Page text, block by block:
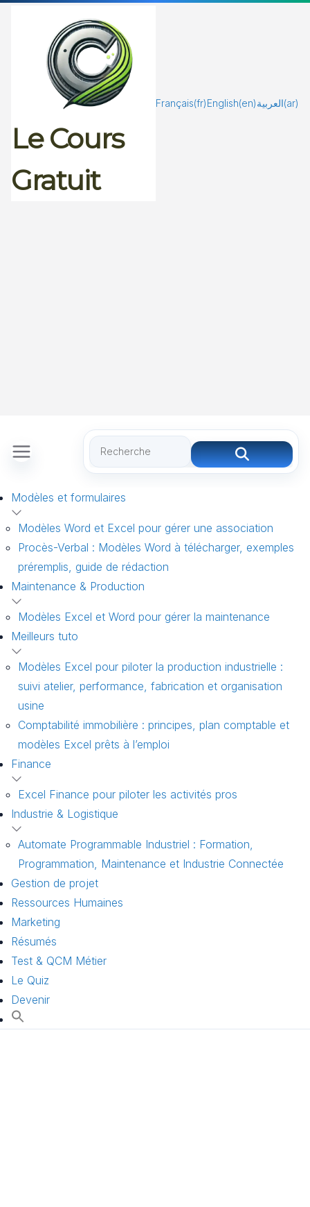
Le Cours
Gratuit
Français(fr) English(en)العربية(ar)
Modèles et formulaires
Modèles Word et Excel pour gérer une association
Procès-Verbal : Modèles Word à télécharger, exemples
préremplis, guide de rédaction
Maintenance & Production
Modèles Excel et Word pour gérer la maintenance
Meilleurs tuto
Modèles Excel pour piloter la production industrielle :
suivi atelier, performance, fabrication et organisation
usine
Comptabilité immobilière : principes, plan comptable et
modèles Excel prêts à l’emploi
Finance
Excel Finance pour piloter les activités pros
Industrie & Logistique
Automate Programmable Industriel : Formation,
Programmation, Maintenance et Industrie Connectée
Gestion de projet
Ressources Humaines
Marketing
Résumés
Test & QCM Métier
Le Quiz
Devenir